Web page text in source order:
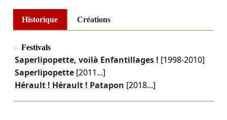
Historique Créations
Festivals
Saperlipopette, voilà Enfantillages ! [1998-2010]
Saperlipopette[2011...]
Hérault ! Hérault ! Patapon [2018...]